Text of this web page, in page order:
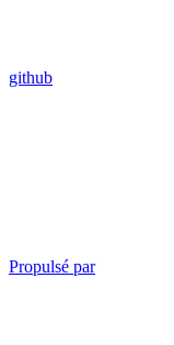
github
Propulsé par